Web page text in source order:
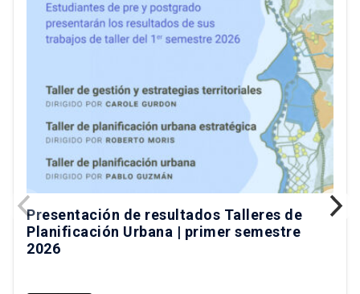
Presentación de resultados Talleres de
Planificación Urbana | primer semestre
2026